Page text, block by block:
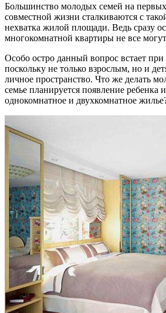
Большинство молодых семей на
совместной жизни сталкиваются с
нехватка жилой площади. Ведь сразу
многокомнатной квартиры не все
Особо остро данный вопрос встает
поскольку не только взрослым, но и
личное пространство. Что же делать
семье планируется появление ребенка
однокомнатное и двухкомнатное